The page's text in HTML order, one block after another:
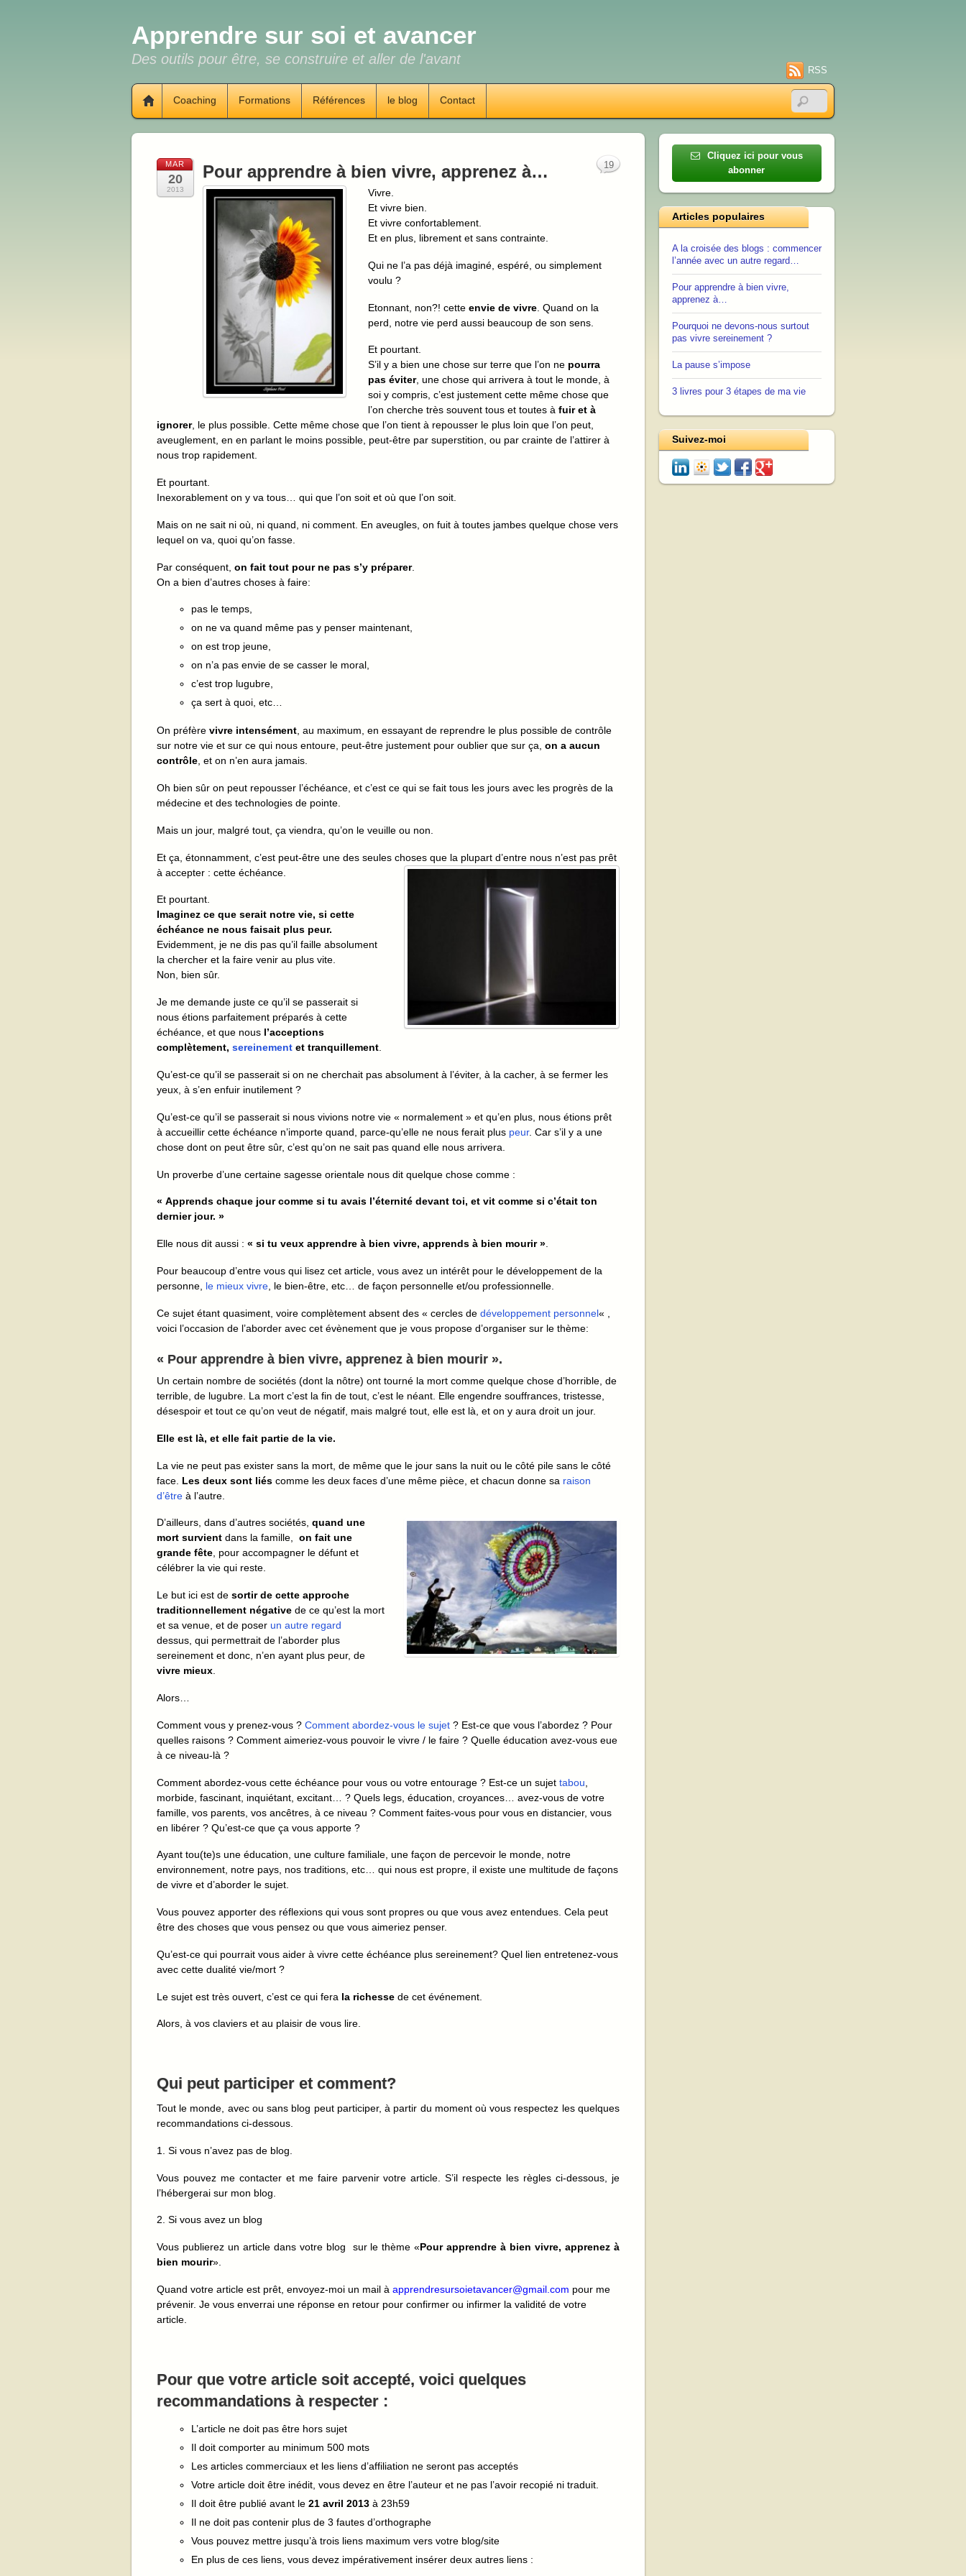
Apprendre sur soi et avancer
Des outils pour être, se construire et aller de l'avant
RSS
Coaching Formations Références le blog Contact
MAR
20
2013
Pour apprendre à bien vivre, apprenez à…
Vivre.
Et vivre bien.
Et vivre confortablement.
Et en plus, librement et sans contrainte.
Qui ne l’a pas déjà imaginé, espéré, ou simplement
voulu ?
Etonnant, non?! cette envie de vivre . Quand on la
perd, notre vie perd aussi beaucoup de son sens.
Et pourtant.
S’il y a bien une chose sur terre que l’on ne pourra
pas éviter, une chose qui arrivera à tout le monde, à
soi y compris, c’est justement cette même chose que
l’on cherche très souvent tous et toutes à fuir et à
ignorer, le plus possible. Cette même chose que l’on tient à repousser le plus loin que l’on peut,
aveuglement, en en parlant le moins possible, peut-être par superstition, ou par crainte de l’attirer à
nous trop rapidement.
Et pourtant.
Inexorablement on y va tous… qui que l’on soit et où que l’on soit.
Mais on ne sait ni où, ni quand, ni comment. En aveugles, on fuit à toutes jambes quelque chose vers
lequel on va, quoi qu’on fasse.
Par conséquent, on fait tout pour ne pas s’y préparer.
On a bien d’autres choses à faire:
pas le temps,
on ne va quand même pas y penser maintenant,
on est trop jeune,
on n’a pas envie de se casser le moral,
c’est trop lugubre,
ça sert à quoi, etc…
On préfère vivre intensément , au maximum, en essayant de reprendre le plus possible de contrôle
sur notre vie et sur ce qui nous entoure, peut-être justement pour oublier que sur ça, on a aucun
contrôle , et on n’en aura jamais.
Oh bien sûr on peut repousser l’échéance, et c’est ce qui se fait tous les jours avec les progrès de la
médecine et des technologies de pointe.
Mais un jour, malgré tout, ça viendra, qu’on le veuille ou non.
Et ça, étonnamment, c’est peut-être une des seules choses que la plupart d’entre nous n’est pas prêt
à accepter : cette échéance.
Et pourtant.
Imaginez ce que serait notre vie, si cette
échéance ne nous faisait plus peur.
Evidemment, je ne dis pas qu’il faille absolument
la chercher et la faire venir au plus vite.
Non, bien sûr.
Je me demande juste ce qu’il se passerait si
nous étions parfaitement préparés à cette
échéance, et que nous l’acceptions
complètement, sereinement et tranquillement
Qu’est-ce qu’il se passerait si on ne cherchait pas absolument à l’éviter, à la cacher, à se fermer les
yeux, à s’en enfuir inutilement ?
Qu’est-ce qu’il se passerait si nous vivions notre vie « normalement » et qu’en plus, nous étions prêt
à accueillir cette échéance n’importe quand, parce-qu’elle ne nous ferait plus peur. Car s’il y a une
chose dont on peut être sûr, c’est qu’on ne sait pas quand elle nous arrivera.
Un proverbe d’une certaine sagesse orientale nous dit quelque chose comme :
« Apprends chaque jour comme si tu avais l’éternité devant toi, et vit comme si c’était ton
dernier jour. »
Elle nous dit aussi : « si tu veux apprendre à bien vivre, apprends à bien mourir »
Pour beaucoup d’entre vous qui lisez cet article, vous avez un intérêt pour le développement de la
personne, le mieux vivre , le bien-être, etc… de façon personnelle et/ou professionnelle.
Ce sujet étant quasiment, voire complètement absent des « cercles de développement personnel« ,
voici l’occasion de l’aborder avec cet évènement que je vous propose d’organiser sur le thème:
« Pour apprendre à bien vivre, apprenez à bien mourir ».
Un certain nombre de sociétés (dont la nôtre) ont tourné la mort comme quelque chose d’horrible, de
terrible, de lugubre. La mort c’est la fin de tout, c’est le néant. Elle engendre souffrances, tristesse,
désespoir et tout ce qu’on veut de négatif, mais malgré tout, elle est là, et on y aura droit un jour.
Elle est là, et elle fait partie de la vie.
La vie ne peut pas exister sans la mort, de même que le jour sans la nuit ou le côté pile sans le côté
face. Les deux sont liés comme les deux faces d’une même pièce, et chacun donne sa raison
d’être à l’autre.
D’ailleurs, dans d’autres sociétés, quand une
mort survient dans la famille, on fait une
grande fête, pour accompagner le défunt et
célébrer la vie qui reste.
Le but ici est de sortir de cette approche
traditionnellement négative de ce qu’est la mort
et sa venue, et de poser un autre regard
dessus, qui permettrait de l’aborder plus
sereinement et donc, n’en ayant plus peur, de
vivre mieux
Alors…
Comment vous y prenez-vous ? Comment abordez-vous le sujet ? Est-ce que vous l’abordez ? Pour
quelles raisons ? Comment aimeriez-vous pouvoir le vivre / le faire ? Quelle éducation avez-vous eue
à ce niveau-là ?
Comment abordez-vous cette échéance pour vous ou votre entourage ? Est-ce un sujet tabou
morbide, fascinant, inquiétant, excitant… ? Quels legs, éducation, croyances… avez-vous de votre
famille, vos parents, vos ancêtres, à ce niveau ? Comment faites-vous pour vous en distancier, vous
en libérer ? Qu’est-ce que ça vous apporte ?
Ayant tou(te)s une éducation, une culture familiale, une façon de percevoir le monde, notre
environnement, notre pays, nos traditions, etc… qui nous est propre, il existe une multitude de façons
de vivre et d’aborder le sujet.
Vous pouvez apporter des réflexions qui vous sont propres ou que vous avez entendues. Cela peut
être des choses que vous pensez ou que vous aimeriez penser.
Qu’est-ce qui pourrait vous aider à vivre cette échéance plus sereinement? Quel lien entretenez-vous
avec cette dualité vie/mort ?
Le sujet est très ouvert, c’est ce qui fera la richesse de cet événement.
Alors, à vos claviers et au plaisir de vous lire.
Qui peut participer et comment?
Tout le monde, avec ou sans blog peut participer, à partir du moment où vous respectez les quelques
recommandations ci-dessous.
1. Si vous n’avez pas de blog.
Vous pouvez me contacter et me faire parvenir votre article. S’il respecte les règles ci-dessous, je
l’hébergerai sur mon blog.
2. Si vous avez un blog
Vous publierez un article dans votre blog sur le thème «Pour apprendre à bien vivre, apprenez à
bien mourir».
Quand votre article est prêt, envoyez-moi un mail à apprendresursoietavancer@gmail.com pour me
prévenir. Je vous enverrai une réponse en retour pour confirmer ou infirmer la validité de votre
article.
Pour que votre article soit accepté, voici quelques
recommandations à respecter :
L’article ne doit pas être hors sujet
Il doit comporter au minimum 500 mots
Les articles commerciaux et les liens d’affiliation ne seront pas acceptés
Votre article doit être inédit, vous devez en être l’auteur et ne pas l’avoir recopié ni traduit.
Il doit être publié avant le 21 avril 2013 à 23h59
Il ne doit pas contenir plus de 3 fautes d’orthographe
Vous pouvez mettre jusqu’à trois liens maximum vers votre blog/site
En plus de ces liens, vous devez impérativement insérer deux autres liens :
19
Cliquez ici pour vous
abonner
Articles populaires
A la croisée des blogs : commencer
l’année avec un autre regard…
Pour apprendre à bien vivre,
apprenez à…
Pourquoi ne devons-nous surtout
pas vivre sereinement ?
La pause s’impose
3 livres pour 3 étapes de ma vie
Suivez-moi